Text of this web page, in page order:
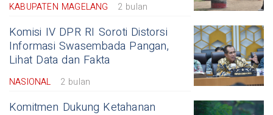
KABUPATEN MAGELANG 2 bulan
Komisi IV DPR RI Soroti Distorsi
Informasi Swasembada Pangan,
Lihat Data dan Fakta
NASIONAL 2 bulan
Komitmen Dukung Ketahanan